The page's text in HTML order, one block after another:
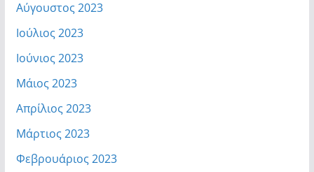
Αύγουστος 2023
Ιούλιος 2023
Ιούνιος 2023
Μάιος 2023
Απρίλιος 2023
Μάρτιος 2023
Φεβρουάριος 2023